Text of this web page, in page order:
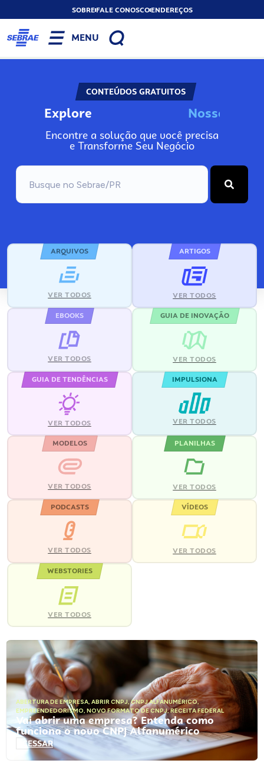
SOBREFALE CONOSCOENDEREÇOS
MENU
CONTEÚDOS GRATUITOS
Explore Nos
Encontre a solução que você precisa
e Transforme Seu Negócio
ARQUIVOS
VER TODOS
ARTIGOS
VER TODOS
EBOOKS
VER TODOS
GUIA DE INOVAÇÃO
VER TODOS
GUIA DE TENDÊNCIAS
VER TODOS
IMPULSIONA
VER TODOS
MODELOS
VER TODOS
PLANILHAS
VER TODOS
PODCASTS
VER TODOS
VÍDEOS
VER TODOS
WEBSTORIES
VER TODOS
ABERTURA DE EMPRESA, ABRIR CNPJ,CNPJ ALFANUMÉRICO,
EMPREENDEDORISMO, NOVO FORMATO DE CNPJ,RECEITA FEDERAL
Vai abrir uma empresa? Entenda como
funciona o novo CNPJ Alfanumérico
ACESSAR